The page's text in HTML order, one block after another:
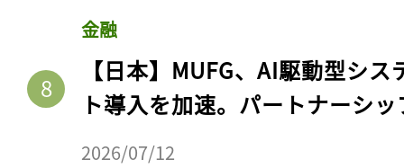
金融
【日本】MUFG、AI駆動型シ
ト導入を加速。パートナーシ
2026/07/12